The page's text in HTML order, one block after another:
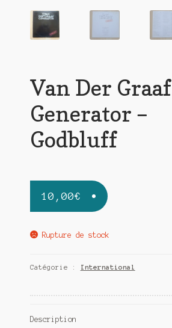
Van Der Graaf
Generator –
Godbluff
10,00€
Rupture de stock
Catégorie : International
Description